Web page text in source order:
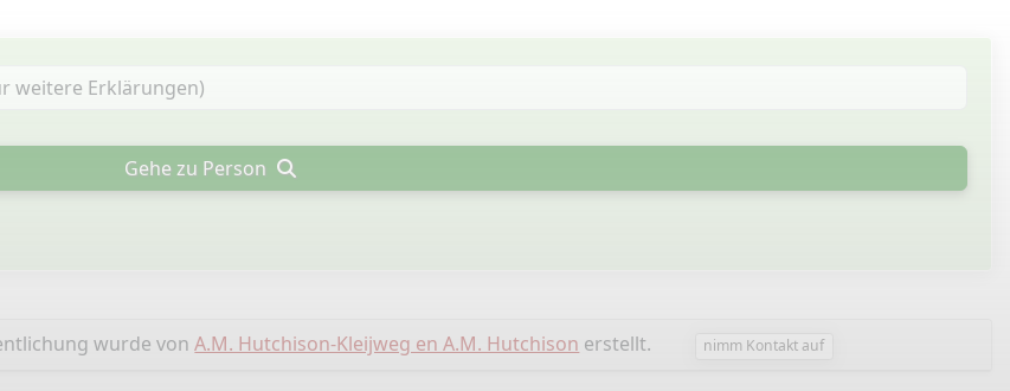
Gehe zu Person
wurde vonA.M. Hutchison-Kleijweg en A.M. Hutchison erstellt. nimm Kontakt auf